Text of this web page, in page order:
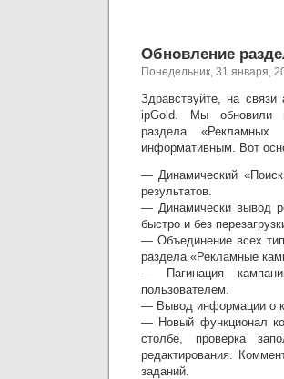
Обновление
Понедельник, 31 января,
Здравствуйте, на связи
ipGold. Мы обновили
раздела
информативным. Вот
— Динамический
результатов.
— Динамически вывод
быстро и без
— Объединение всех
раздела «Рекламные
— Пагинация
пользователем.
— Вывод информации о
— Новый функционал
столбе, проверка
редактирования.
заданий.